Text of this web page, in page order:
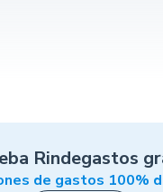
Rindegastos
de gastos 100%